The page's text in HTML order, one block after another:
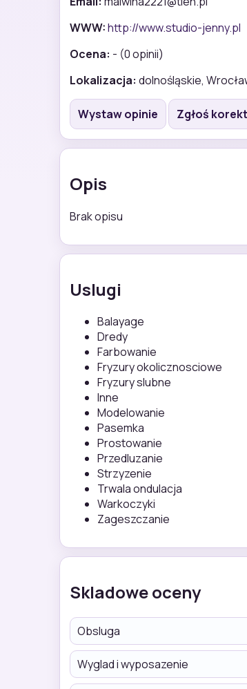
WWW:http://www.studio-jenny.pl
Ocena: - (0 opinii)
Lokalizacja: dolnośląskie,
Wystaw opinie Zgłoś
Opis
Brak opisu
Uslugi
Balayage
Dredy
Farbowanie
Fryzury okolicznosciowe
Fryzury slubne
Inne
Modelowanie
Pasemka
Prostowanie
Przedluzanie
Strzyzenie
Trwala ondulacja
Warkoczyki
Zageszczanie
Skladowe oceny
Obsluga
Wyglad i wyposazenie